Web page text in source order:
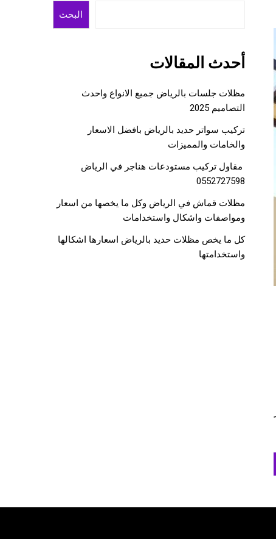
البحث
أحدث المقالات
مظلات جلسات بالرياض جميع الانواع واحدث
التصاميم 2025
تركيب سواتر حديد بالرياض بافضل الاسعار
والخامات والمميزات
مقاول تركيب مستودعات هناجر في الرياض
0552727598
مظلات قماش في الرياض وكل ما يخصها من اسعار
ومواصفات واشكال واستخدامات
كل ما يخص مظلات حديد بالرياض اسعارها اشكالها
واستخدامتها